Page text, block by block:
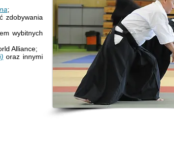
;
zdobywania
wybitnych
Alliance;
oraz innymi